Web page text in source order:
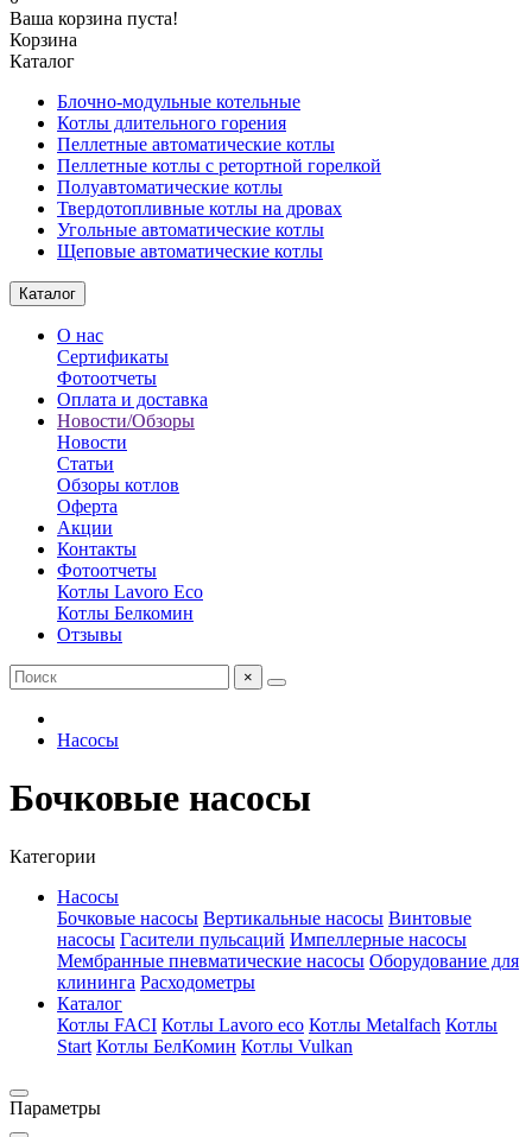
Ваша корзина пуста!
Корзина
Каталог
Блочно-модульные котельные
Котлы длительного горения
Пеллетные автоматические котлы
Пеллетные котлы с ретортной горелкой
Полуавтоматические котлы
Твердотопливные котлы на дровах
Угольные автоматические котлы
Щеповые автоматические котлы
Каталог
О нас
Сертификаты
Фотоотчеты
Оплата и доставка
Новости/Обзоры
Новости
Статьи
Обзоры котлов
Оферта
Акции
Контакты
Фотоотчеты
Котлы Lavoro Eco
Котлы Белкомин
Отзывы
×
Насосы
Бочковые насосы
Категории
Насосы
Бочковые насосы Вертикальные насосы Винтовые
насосы Гасители пульсаций Импеллерные насосы
Мембранные пневматические насосы Оборудование для
клининга Расходометры
Каталог
Котлы FACI Котлы Lavoro eco Котлы Metalfach Котлы
Start Котлы БелКомин Котлы Vulkan
Параметры